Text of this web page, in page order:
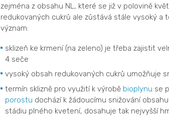
zejména z obsahu NL, které se již v polovině
redukovaných cukrů ale zůstává stále vysoký a
význam:
sklizeň ke krmení (na zeleno) je třeba zajistit
4 seče
vysoký obsah redukovaných cukrů umožňuje
termín sklizně pro využití k výrobě bioplynu se
porostu dochází k žádoucímu snižování
stádiu plného kvetení, dosahuje tak nejvyšší